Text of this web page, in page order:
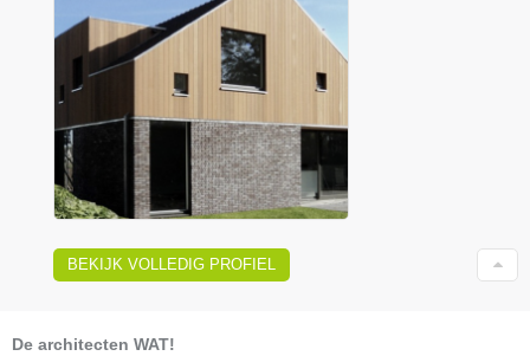
BEKIJK VOLLEDIG PROFIEL
De architecten WAT!